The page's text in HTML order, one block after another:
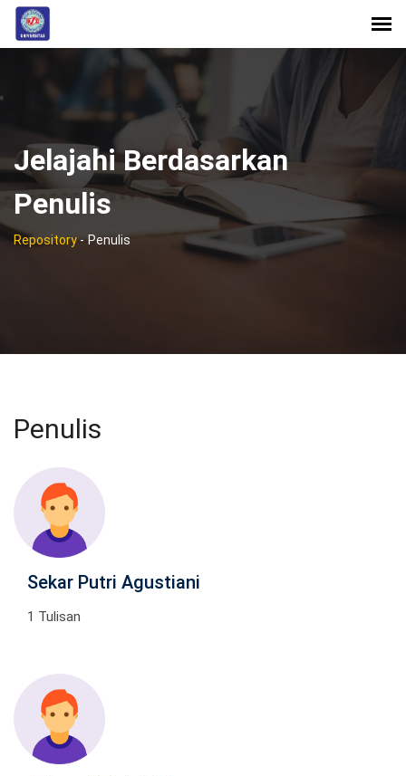
Jelajahi Berdasarkan
Penulis
Repository- Penulis
Penulis
Sekar Putri Agustiani
1 Tulisan